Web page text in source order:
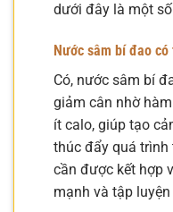
dưới đây là một
Nước sâm bí đao
Có, nước sâm bí
giảm cân nhờ
ít calo, giúp tạo
thúc đẩy quá trình
cần được kết hợp
mạnh và tập